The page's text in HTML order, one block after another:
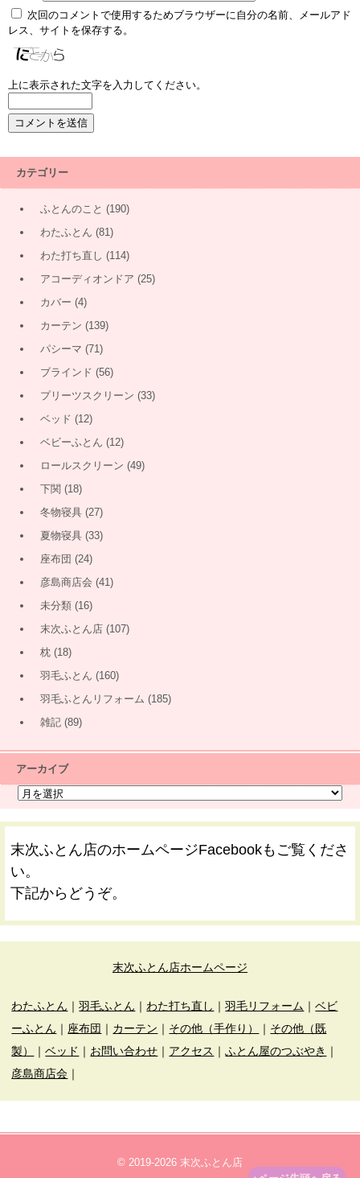
次回のコメントで使用するためブラウザーに自分の名前、メールアド
レス、サイトを保存する。
上に表示された文字を入力してください。
カテゴリー
ふとんのこと (190)
わたふとん (81)
わた打ち直し (114)
アコーディオンドア (25)
カバー (4)
カーテン (139)
パシーマ (71)
ブラインド (56)
プリーツスクリーン (33)
ベッド (12)
ベビーふとん (12)
ロールスクリーン (49)
下関 (18)
冬物寝具 (27)
夏物寝具 (33)
座布団 (24)
彦島商店会 (41)
未分類 (16)
末次ふとん店 (107)
枕 (18)
羽毛ふとん (160)
羽毛ふとんリフォーム (185)
雑記 (89)
アーカイブ
末次ふとん店のホームページFacebookもご覧くださ
い。
下記からどうぞ。
末次ふとん店ホームページ
わたふとん ｜羽毛ふとん ｜ わた打ち直し ｜羽毛リフォーム ｜ベビ
ーふとん ｜ 座布団 ｜ カーテン ｜ その他（手作り） ｜ その他（既
製）
｜ベッド ｜ お問い合わせ ｜ アクセス ｜ふとん屋のつぶやき ｜
彦島商店会 ｜
© 2019-2026 末次ふとん店